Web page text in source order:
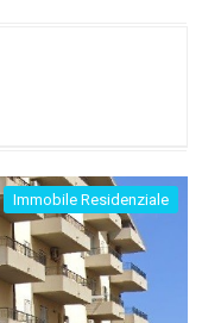
Immobile Residenziale